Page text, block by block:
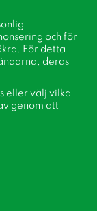
och för
För detta
deras
eller välj vilka
genom att